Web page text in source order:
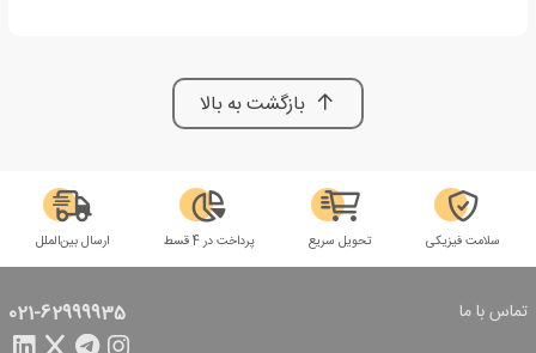
بازگشت به بالا
سلامت فیزیکی تحویل سریع پرداخت در 4 قسط ارسال بین‌الملل
تماس با ما 021-62999935